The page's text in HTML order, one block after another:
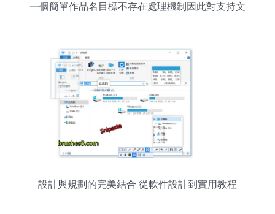
一個簡單作品名目標不存在處理機制因此對支持文
設計與規劃的完美結合 從軟件設計到實用教程